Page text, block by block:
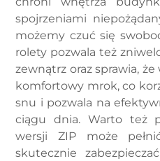
spojrzeniami
możemy czuć się
rolety pozwala też
zewnątrz oraz sprawia,
komfortowy mrok, co
snu i pozwala na
ciągu dnia. Warto też
wersji ZIP może
skutecznie